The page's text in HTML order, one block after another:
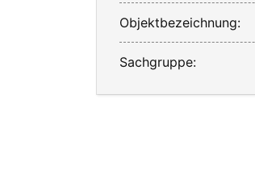
Objektbezeichnung:
Sachgruppe: